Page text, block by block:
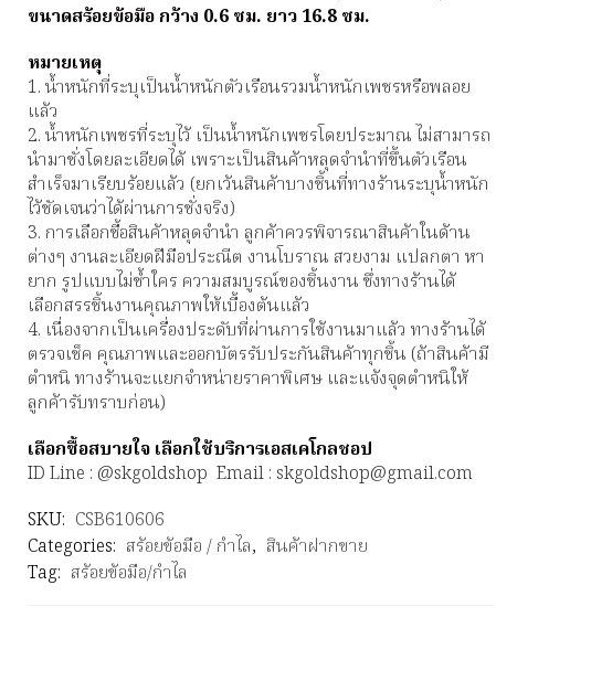
ขนาดสร้อยข้อมือ กว้าง 0.6 ซม. ยาว 16.8 ซม.
หมายเหตุ
1. น้ำหนักที่ระบุเป็นน้ำหนักตัวเรือนรวมน้ำหนักเพชรหรือพลอย
แล้ว
2. น้ำหนักเพชรที่ระบุไว้ เป็นน้ำหนักเพชรโดยประมาณ ไม่สามารถ
นำมาชั่งโดยละเอียดได้ เพราะเป็นสินค้าหลุดจำนำที่ขึ้นตัวเรือน
สำเร็จมาเรียบร้อยแล้ว (ยกเว้นสินค้าบางชิ้นที่ทางร้านระบุน้ำหนัก
ไว้ชัดเจนว่าได้ผ่านการชั่งจริง)
3. การเลือกซื้อสินค้าหลุดจำนำ ลูกค้าควรพิจารณาสินค้าในด้าน
ต่างๆ งานละเอียดฝีมือประณีต งานโบราณ สวยงาม แปลกตา หา
ยาก รูปแบบไม่ซ้ำใคร ความสมบูรณ์ของชิ้นงาน ซึ่งทางร้านได้
เลือกสรรชิ้นงานคุณภาพให้เบื้องต้นแล้ว
4. เนื่องจากเป็นเครื่องประดับที่ผ่านการใช้งานมาแล้ว ทางร้านได้
ตรวจเช็ค คุณภาพและออกบัตรรับประกันสินค้าทุกชิ้น (ถ้าสินค้ามี
ตำหนิ ทางร้านจะแยกจำหน่ายราคาพิเศษ และแจ้งจุดตำหนิให้
ลูกค้ารับทราบก่อน)
เลือกซื้อสบายใจ เลือกใช้บริการเอสเคโกลชอป
ID Line : @skgoldshop Email : skgoldshop@gmail.com
SKU: CSB610606
Categories: สร้อยข้อมือ / กำไล, สินค้าฝากขาย
Tag: สร้อยข้อมือ/กำไล